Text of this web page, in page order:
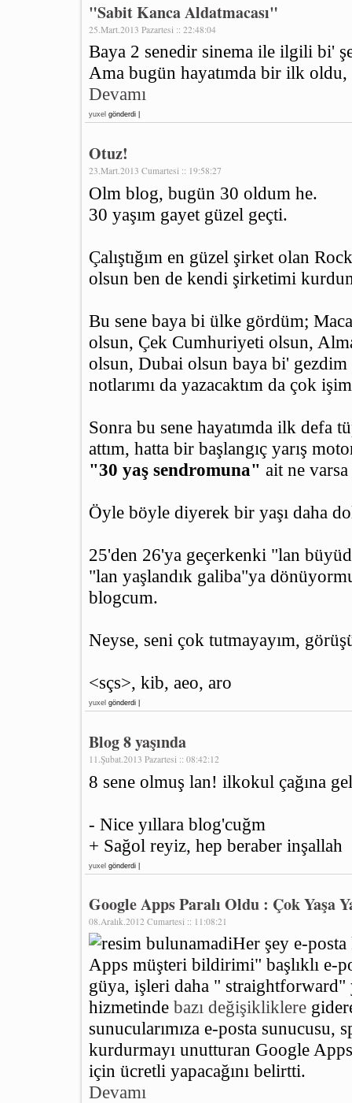
"Sabit Kanca Aldatmacası"
25.Mart.2013 Pazartesi :: 22:48:04
Baya 2 senedir sinema ile ilgili bi'
Ama bugün hayatımda bir ilk
Devamı
yuxel gönderdi |
Otuz!
23.Mart.2013 Cumartesi :: 19:58:27
Olm blog, bugün 30 oldum he.
30 yaşım gayet güzel geçti.
Çalıştığım en güzel şirket olan
olsun ben de kendi şirketimi
Bu sene baya bi ülke gördüm;
olsun, Çek Cumhuriyeti olsun,
olsun, Dubai olsun baya bi'
notlarımı da yazacaktım da çok
Sonra bu sene hayatımda ilk defa
attım, hatta bir başlangıç yarış
"30 yaş sendromuna" ait ne
Öyle böyle diyerek bir yaşı daha
25'den 26'ya geçerkenki "lan
"lan yaşlandık galiba"ya
blogcum.
Neyse, seni çok tutmayayım,
<sçs>, kib, aeo, aro
yuxel gönderdi |
Blog 8 yaşında
11.Şubat.2013 Pazartesi :: 08:42:12
8 sene olmuş lan! ilkokul çağına
- Nice yıllara blog'cuğm
+ Sağol reyiz, hep beraber inşallah
yuxel gönderdi |
Google Apps Paralı Oldu : Çok Yaşa
08.Aralık.2012 Cumartesi :: 11:08:21
Her şey e-
Apps müşteri bildirimi" başlıklı e-
güya, işleri daha "
hizmetinde bazı değişikliklere
sunucularımıza e-posta sunucusu,
kurdurmayı unutturan Google
için ücretli yapacağını belirtti.
Devamı